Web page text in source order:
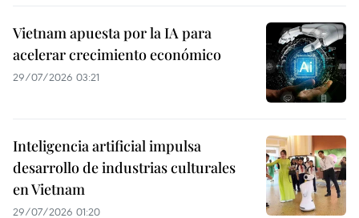
Vietnam apuesta por la IA para
acelerar crecimiento económico
29/07/2026 03:21
Inteligencia artificial impulsa
desarrollo de industrias culturales
en Vietnam
29/07/2026 01:20